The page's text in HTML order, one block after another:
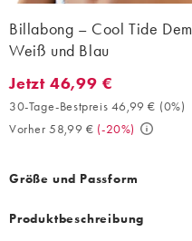
Billabong – Cool Tide
Weiß und Blau
Jetzt 46,99 €. 30-Tage-
Jetzt 46,99 €
30-Tage-Bestpreis 46,99 € (0%)
Vorher 58,99 € (-20%)
Größe und Passform
Produktbeschreibung